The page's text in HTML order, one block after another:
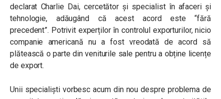
declarat Charlie Dai, cercetător și specialist în afaceri și
tehnologie, adăugând că acest acord este “fără
precedent”. Potrivit experților în controlul exporturilor, nicio
companie americană nu a fost vreodată de acord să
plătească o parte din veniturile sale pentru a obține licențe
de export.
Unii specialiști vorbesc acum din nou despre problema de